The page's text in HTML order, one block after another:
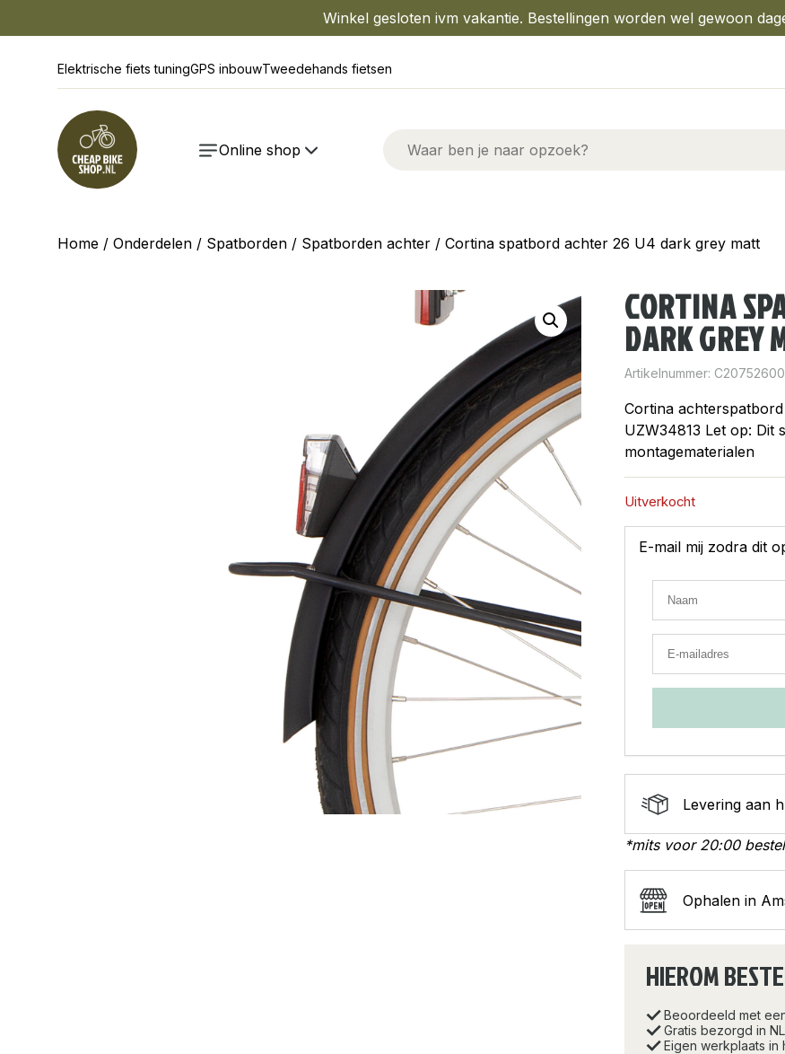
Winkel gesloten ivm vakantie. Bestellingen worden wel gewoon
Elektrische fiets tuningGPS inbouwTweedehands fietsen
Online shop
Home / Onderdelen / Spatborden / Spatborden achter / Cortina spatbord achter 26 U4 dark grey matt
CORTINA
DARK GREY
Artikelnummer:
Cortina
UZW34813 Let op:
montagematerialen
Uitverkocht
E-mail mij zodra dit
Levering aan
*mits voor 20:00
Ophalen in
HIEROM
Beoordeeld met
Gratis bezorgd in
Eigen werkplaats in